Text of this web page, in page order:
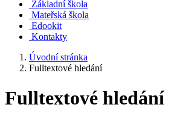
Základní škola
Mateřská škola
Edookit
Kontakty
Úvodní stránka
Fulltextové hledání
Fulltextové hledání